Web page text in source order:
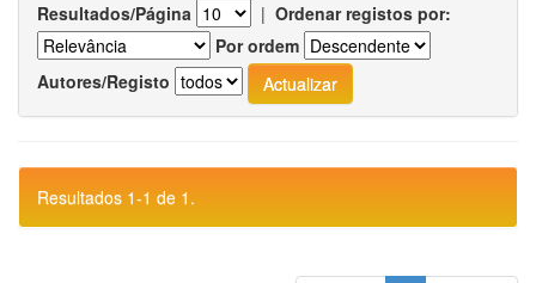
Resultados/Página | Ordenar registos por:
Por ordem
Autores/Registo
Resultados 1-1 de 1.